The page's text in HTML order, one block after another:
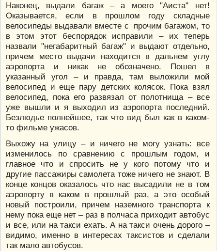
Наконец, выдали багаж – а моего "Аиста" нет!
Оказывается, если в прошлом году складные
велосипеды выдавали вместе с прочим багажом, то
в этом этот беспорядок исправили – их теперь
назвали "негабаритный багаж" и выдают отдельно,
причем место выдачи находится в дальнем углу
аэропорта и никак не обозначено. Пошел в
указанный угол – и правда, там выложили мой
велосипед и еще пару детских колясок. Пока взял
велосипед, пока его развязал от полотнища – все
уже вышли и я выходил из аэропорта последний.
Безлюдье полнейшее, так что вид был как в каком-
то фильме ужасов.
Выхожу на улицу – и ничего не могу узнать: все
изменилось по сравнению с прошлым годом, и
главное что и спросить не у кого потому что и
другие пассажиры самолета тоже ничего не знают. В
конце концов оказалось что нас высадили не в том
аэропорту в каком в прошлый раз, а это особый
новый построили, причем наземного транспорта к
нему пока еще нет – раз в полчаса приходит автобус
и все, или на такси ехать. А на такси очень дорого –
видимо, именно в интересах таксистов и сделали
так мало автобусов.